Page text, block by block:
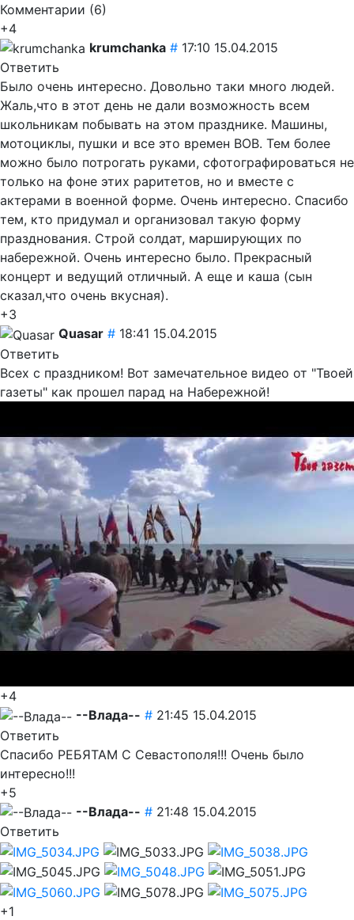
Комментарии (6)
+4
krumchanka # 17:10 15.04.2015
Ответить
Было очень интересно. Довольно таки много людей.
Жаль,что в этот день не дали возможность всем
школьникам побывать на этом празднике. Машины,
мотоциклы, пушки и все это времен ВОВ. Тем более
можно было потрогать руками, сфотографироваться не
только на фоне этих раритетов, но и вместе с
актерами в военной форме. Очень интересно. Спасибо
тем, кто придумал и организовал такую форму
празднования. Строй солдат, марширующих по
набережной. Очень интересно было. Прекрасный
концерт и ведущий отличный. А еще и каша (сын
сказал,что очень вкусная).
+3
Quasar # 18:41 15.04.2015
Ответить
Всех с праздником! Вот замечательное видео от "Твоей
газеты" как прошел парад на Набережной!
+4
--Влада-- # 21:45 15.04.2015
Ответить
Спасибо РЕБЯТАМ С Севастополя!!! Очень было
интересно!!!
+5
--Влада-- # 21:48 15.04.2015
Ответить
+1